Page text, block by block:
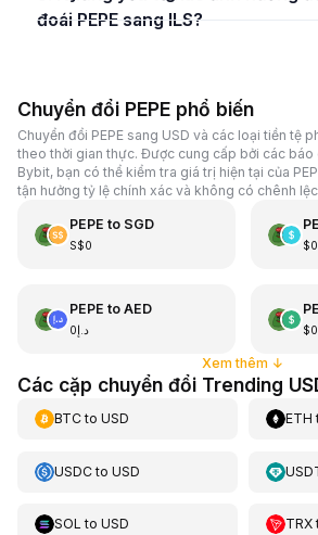
đoái PEPE sang ILS?
Chuyển đổi PEPE phổ biến
Chuyển đổi PEPE sang USD và các loại tiền tệ
theo thời gian thực. Được cung cấp bởi các báo
Bybit, bạn có thể kiểm tra giá trị hiện tại của
tận hưởng tỷ lệ chính xác và không có chênh
PEPE to SGD
S$0 $0
PEPE to AED
د.إ0
Xem thêm ↓
Các cặp chuyển đổi Trending
BTCto USD ETH
USDCto USD
SOL to USD TRX